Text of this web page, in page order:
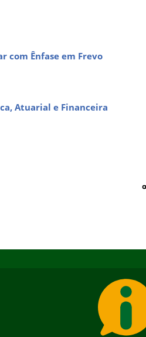
com Ênfase em Frevo
Atuarial e Financeira